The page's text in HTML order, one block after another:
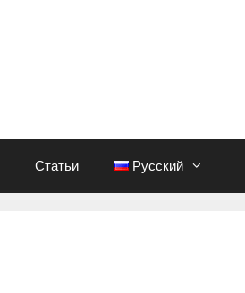
Статьи Русский